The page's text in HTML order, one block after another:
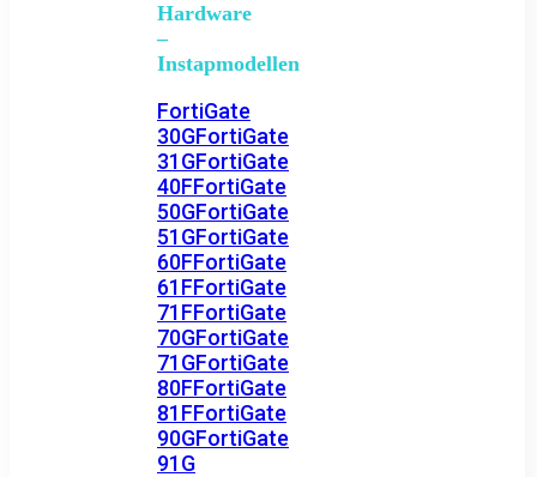
Hardware
–
Instapmodellen
FortiGate
30GFortiGate
31GFortiGate
40FFortiGate
50GFortiGate
51GFortiGate
60FFortiGate
61FFortiGate
71FFortiGate
70GFortiGate
71GFortiGate
80FFortiGate
81FFortiGate
90GFortiGate
91G